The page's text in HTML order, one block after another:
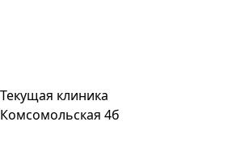
Текущая клиника
Комсомольская 4б